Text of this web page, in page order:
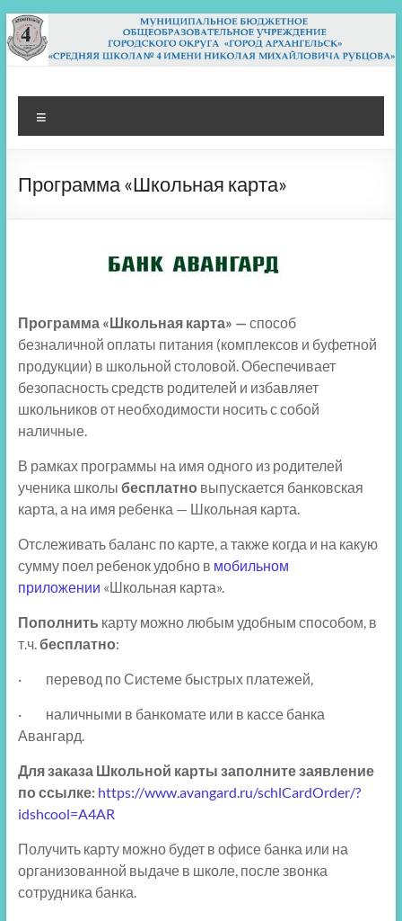
Перейти
к
содержимому
МБОУ СШ 4
Архангельск
Программа «Школьная карта»
Программа «Школьная карта» —способ
безналичной оплаты питания (комплексов и буфетной
продукции) в школьной столовой. Обеспечивает
безопасность средств родителей и избавляет
школьников от необходимости носить с собой
наличные.
В рамках программы на имя одного из родителей
ученика школы бесплатно выпускается банковская
карта, а на имя ребенка — Школьная карта.
Отслеживать баланс по карте, а также когда и на какую
сумму поел ребенок удобно в мобильном
приложении «Школьная карта».
Пополнить карту можно любым удобным способом, в
т.ч.бесплатно:
· перевод по Системе быстрых платежей,
· наличными в банкомате или в кассе банка
Авангард.
Для заказа Школьной карты заполните заявление
по ссылке: https://www.avangard.ru/schlCardOrder/?
idshcool=A4AR
Получить карту можно будет в офисе банка или на
организованной выдаче в школе, после звонка
сотрудника банка.